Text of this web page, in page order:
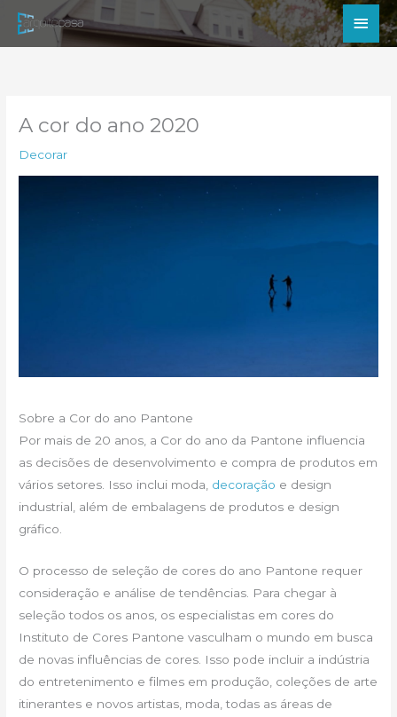
para
A cor do ano 2020
Decorar
Sobre a Cor do ano Pantone
Por mais de 20 anos, a Cor do ano da Pantone influencia
as decisões de desenvolvimento e compra de produtos em
vários setores. Isso inclui moda, decoração e design
industrial, além de embalagens de produtos e design
gráfico.
O processo de seleção de cores do ano Pantone requer
consideração e análise de tendências. Para chegar à
seleção todos os anos, os especialistas em cores do
Instituto de Cores Pantone vasculham o mundo em busca
de novas influências de cores. Isso pode incluir a indústria
do entretenimento e filmes em produção, coleções de arte
itinerantes e novos artistas, moda, todas as áreas de